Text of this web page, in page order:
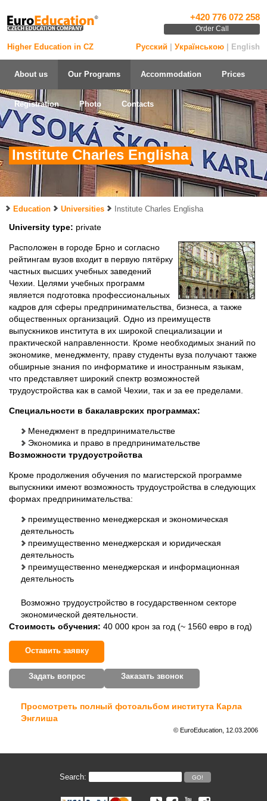
Higher Education in CZ
+420 776 072 258
Order Call
Русский Українською | English
About us Our Programs Accommodation Prices
Registration Photo Contacts
Institute Charles Englisha
Education Universities Institute Charles Englisha
University type: private
Расположен в городе Брно и согласно
рейтингам вузов входит в первую пятёрку
частных высших учебных заведений
Чехии. Целями учебных программ
является подготовка профессиональных
кадров для сферы предпринимательства, бизнеса, а также
общественных организаций. Одно из преимуществ
выпускников института в их широкой специализации и
практической направленности. Кроме необходимых знаний по
экономике, менеджменту, праву студенты вуза получают также
обширные знания по информатике и иностранным языкам,
что представляет широкий спектр возможностей
трудоустройства как в самой Чехии, так и за ее пределами.
Специальности в бакалаврских программах:
Менеджмент в предпринимательстве
Экономика и право в предпринимательстве
Возможности трудоустройства
Кроме продолжения обучения по магистерской программе
выпускники имеют возможность трудоустройства в следующих
формах предпринимательства:
преимущественно менеджерская и экономическая
деятельность
преимущественно менеджерская и юридическая
деятельность
преимущественно менеджерская и информационная
деятельность
Возможно трудоустройство в государственном секторе
экономической деятельности.
Стоимость обучения: 40 000 крон за год (~ 1560 евро в год)
Оставить заявку
Задать вопрос Заказать звонок
Просмотреть полный фотоальбом института Карла
Энглиша
© EuroEducation, 12.03.2006
Search: